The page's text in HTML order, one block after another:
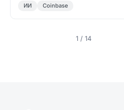
ИИ Coinbase
1 / 14